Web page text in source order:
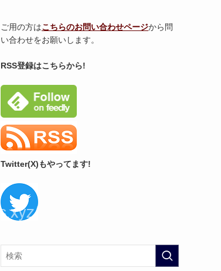
ご用の方はこちらのお問い合わせページから問
い合わせをお願いします。
RSS登録はこちらから!
Twitter(X)もやってます!